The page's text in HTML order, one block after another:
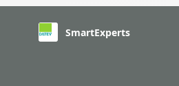
SmartExperts